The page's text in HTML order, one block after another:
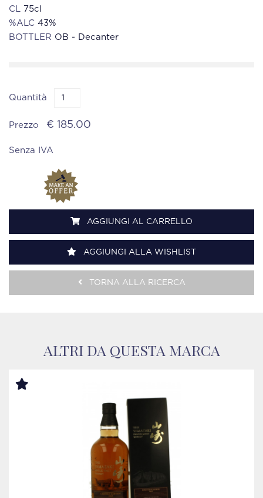
CL 75cl
%ALC 43%
BOTTLER OB - Decanter
Quantità
Prezzo € 185.00
Senza IVA
AGGIUNGI AL CARRELLO
AGGIUNGI ALLA WISHLIST
TORNA ALLA RICERCA
ALTRI DA QUESTA MARCA